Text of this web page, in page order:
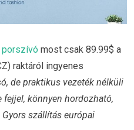
porszívó most csak 89.99$ a
raktáról ingyenes
de praktikus vezeték nélküli
könnyen hordozható,
szállítás európai